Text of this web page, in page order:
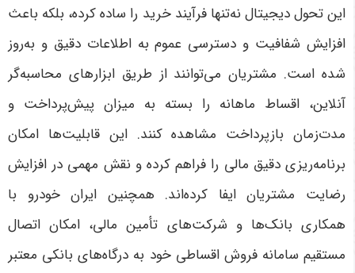
این تحول دیجیتال نه‌تنها فرآیند خرید را ساده کرده، بلکه باعث
افزایش شفافیت و دسترسی عموم به اطلاعات دقیق و به‌روز
شده است. مشتریان می‌توانند از طریق ابزارهای محاسبه‌گر
آنلاین، اقساط ماهانه را بسته به میزان پیش‌پرداخت و
مدت‌زمان بازپرداخت مشاهده کنند. این قابلیت‌ها امکان
برنامه‌ریزی دقیق مالی را فراهم کرده و نقش مهمی در افزایش
رضایت مشتریان ایفا کرده‌اند. همچنین ایران خودرو با
همکاری بانک‌ها و شرکت‌های تأمین مالی، امکان اتصال
مستقیم سامانه فروش اقساطی خود به درگاه‌های بانکی معتبر